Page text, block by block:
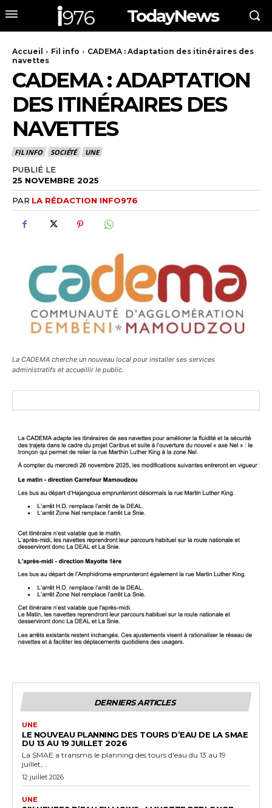
TodayNews
Accueil Fil info
CADEMA : Adaptation des itinéraires des
navettes
CADEMA : ADAPTATION
DES ITINÉRAIRES DES
NAVETTES
FIL INFO SOCIÉTÉ UNE
PUBLIÉ LE
25 NOVEMBRE 2025
PAR LA RÉDACTION INFO976
La CADEMA cherche un nouveau local pour installer ses services
administratifs et accueillir le public.
DERNIERS ARTICLES
UNE
LE NOUVEAU PLANNING DES TOURS D’EAU DE LA SMAE
DU 13 AU 19 JUILLET 2026
La SMAE a transmis le planning des tours d'eau du 13 au 19
juillet,...
12 juillet 2026
UNE